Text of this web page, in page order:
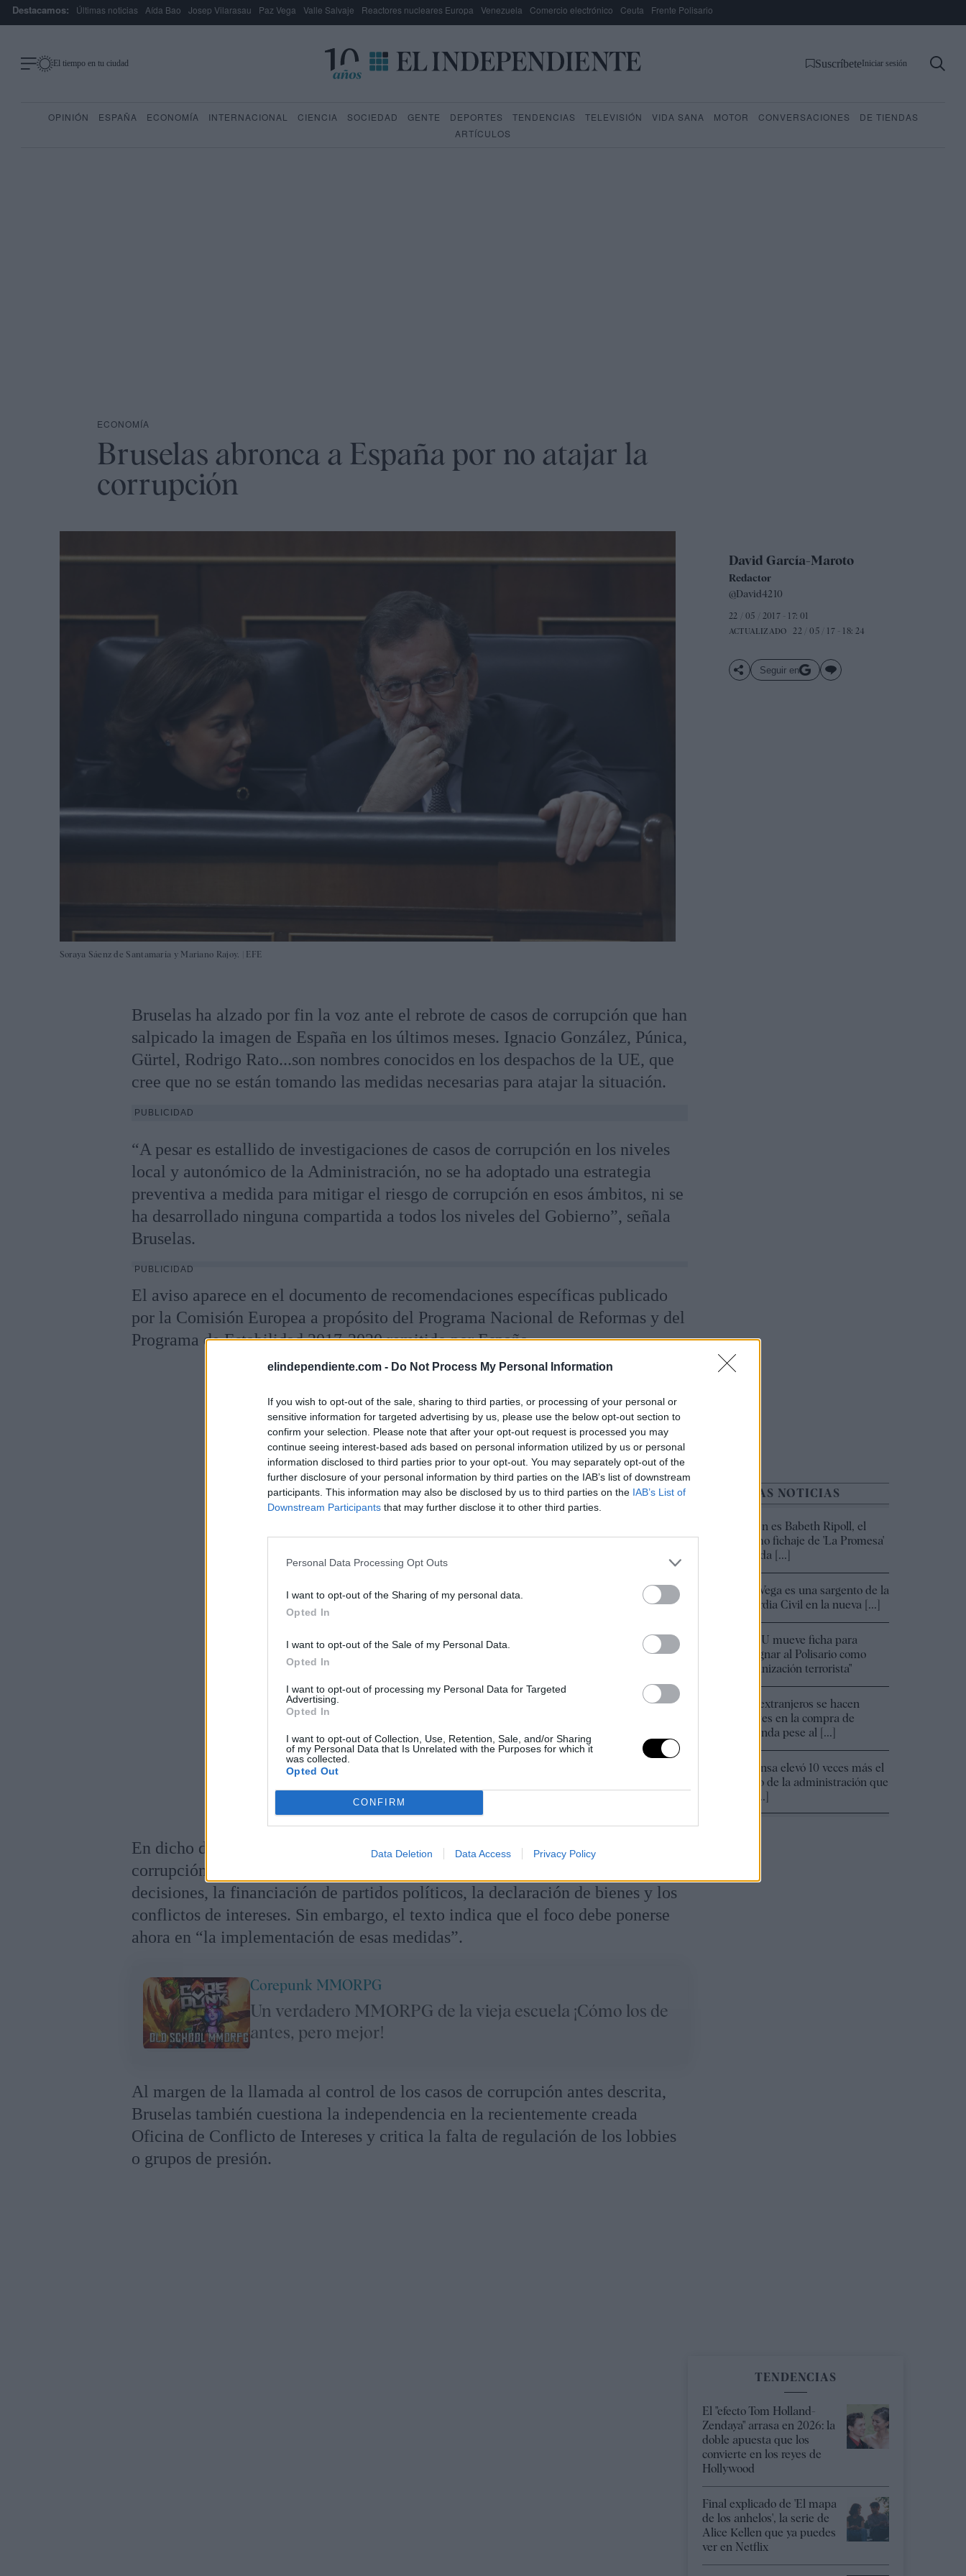
elindependiente.com - Do Not Process My Personal Information
If you wish to opt-out of the sale, sharing to third parties, or processing of your personal or
sensitive information for targeted advertising by us, please use the below opt-out section to
confirm your selection. Please note that after your opt-out request is processed you may
continue seeing interest-based ads based on personal information utilized by us or personal
information disclosed to third parties prior to your opt-out. You may separately opt-out of the
further disclosure of your personal information by third parties on the IAB’s list of downstream
participants. This information may also be disclosed by us to third parties on the IAB’s List of
Downstream Participants that may further disclose it to other third parties.
Personal Data Processing Opt Outs
I want to opt-out of the Sharing of my personal data.
Opted In
I want to opt-out of the Sale of my Personal Data.
Opted In
I want to opt-out of processing my Personal Data for Targeted
Advertising.
Opted In
I want to opt-out of Collection, Use, Retention, Sale, and/or Sharing
of my Personal Data that Is Unrelated with the Purposes for which it
was collected.
Opted Out
CONFIRM
Data Deletion Data Access Privacy Policy
Destacamos: Últimas noticias Aída Bao Josep Vilarasau Paz Vega Valle Salvaje Reactores nucleares Europa Venezuela Comercio electrónico Ceuta Frente Polisario
El tiempo en tu ciudad SuscríbeteIniciar sesión
OPINIÓN ESPAÑA ECONOMÍA INTERNACIONAL CIENCIA SOCIEDAD GENTE DEPORTES TENDENCIAS TELEVISIÓN VIDA SANA MOTOR CONVERSACIONES
DE TIENDAS
ARTÍCULOS
ECONOMÍA
Bruselas abronca a España por no atajar la
corrupción
Soraya Sáenz de Santamaría y Mariano Rajoy. | EFE
David García-Maroto
Redactor
@David4210
22 / 05 / 2017 - 17: 01
ACTUALIZADO 22 / 05 / 17 - 18: 24
Seguir en
Bruselas ha alzado por fin la voz ante el rebrote de casos de corrupción que han
salpicado la imagen de España en los últimos meses. Ignacio González, Púnica,
Gürtel, Rodrigo Rato...son nombres conocidos en los despachos de la UE, que
cree que no se están tomando las medidas necesarias para atajar la situación.
PUBLICIDAD
“A pesar es estallido de investigaciones de casos de corrupción en los niveles
local y autonómico de la Administración, no se ha adoptado una estrategia
preventiva a medida para mitigar el riesgo de corrupción en esos ámbitos, ni se
ha desarrollado ninguna compartida a todos los niveles del Gobierno”, señala
Bruselas.
PUBLICIDAD
El aviso aparece en el documento de recomendaciones específicas publicado
por la Comisión Europea a propósito del Programa Nacional de Reformas y del
Programa de Estabilidad 2017-2020 remitido por España.
En dicho documento, se elogian los progresos de España en la lucha contra la
corrupción, en particular en lo referido a la transparencia en la toma de
decisiones, la financiación de partidos políticos, la declaración de bienes y los
conflictos de intereses. Sin embargo, el texto indica que el foco debe ponerse
ahora en “la implementación de esas medidas”.
Corepunk MMORPG
Un verdadero MMORPG de la vieja escuela ¡Cómo los de
antes, pero mejor!
Al margen de la llamada al control de los casos de corrupción antes descrita,
Bruselas también cuestiona la independencia en la recientemente creada
Oficina de Conflicto de Intereses y critica la falta de regulación de los lobbies
o grupos de presión.
ÚLTIMAS NOTICIAS
Quién es Babeth Ripoll, el
último fichaje de 'La Promesa'
que da [...]
Paz Vega es una sargento de la
Guardia Civil en la nueva [...]
EEUU mueve ficha para
designar al Polisario como
"organización terrorista"
Los extranjeros se hacen
fuertes en la compra de
vivienda pese al [...]
Defensa elevó 10 veces más el
gasto de la administración que
en [...]
TENDENCIAS
El "efecto Tom Holland-
Zendaya" arrasa en 2026: la
doble apuesta que los
convierte en los reyes de
Hollywood
Final explicado de 'El mapa
de los anhelos', la serie de
Alice Kellen que ya puedes
ver en Netflix